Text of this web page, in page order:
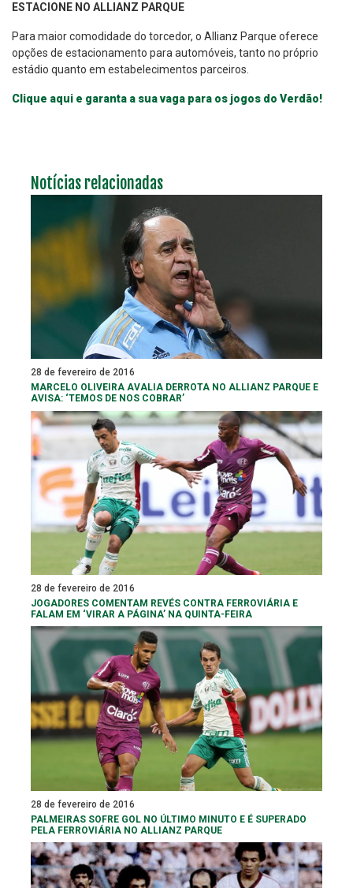
ESTACIONE NO ALLIANZ PARQUE
Para maior comodidade do torcedor, o Allianz Parque oferece
opções de estacionamento para automóveis, tanto no próprio
estádio quanto em estabelecimentos parceiros.
Clique aqui e garanta a sua vaga para os jogos do Verdão!
Notícias relacionadas
28 de fevereiro de 2016
MARCELO OLIVEIRA AVALIA DERROTA NO ALLIANZ PARQUE E
AVISA: ‘TEMOS DE NOS COBRAR’
28 de fevereiro de 2016
JOGADORES COMENTAM REVÉS CONTRA FERROVIÁRIA E
FALAM EM ‘VIRAR A PÁGINA’ NA QUINTA-FEIRA
28 de fevereiro de 2016
PALMEIRAS SOFRE GOL NO ÚLTIMO MINUTO E É SUPERADO
PELA FERROVIÁRIA NO ALLIANZ PARQUE